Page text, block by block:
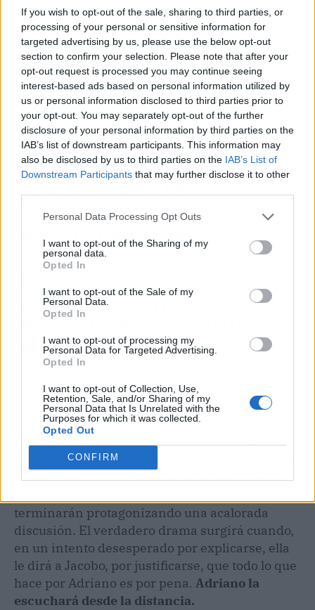
If you wish to opt-out of the sale, sharing to third parties, or
processing of your personal or sensitive information for
targeted advertising by us, please use the below opt-out
section to confirm your selection. Please note that after your
opt-out request is processed you may continue seeing
interest-based ads based on personal information utilized by
us or personal information disclosed to third parties prior to
your opt-out. You may separately opt-out of the further
disclosure of your personal information by third parties on the
IAB’s list of downstream participants. This information may
also be disclosed by us to third parties on the IAB’s List of
Downstream Participants that may further disclose it to other
Personal Data Processing Opt Outs
I want to opt-out of the Sharing of my
personal data.
Opted In
I want to opt-out of the Sale of my
Personal Data.
Opted In
I want to opt-out of processing my
Personal Data for Targeted Advertising.
Opted In
I want to opt-out of Collection, Use,
Retention, Sale, and/or Sharing of my
Personal Data that Is Unrelated with the
Purposes for which it was collected.
Opted Out
CONFIRM
Las intrigas continuarán multiplicándose sin
freno en los pasillos de ‘La Promesa’. Las
sospechas de María Fernández sobre la
verdadera naturaleza de la relación entre
Estefanía y Carlo no dejarán de crecer. En
medio de este clima de desconfianza, Samuel
informará a María de que va a entrevistarse con
alguien del pueblo que puede arrojar luz sobre
Carlo y Estefanía.
ESPERANZA CON ADRIANO
🙏🏻
#LAPROMESA
HTTPS://T.CO/HG2B5EKTQZ
PIGP
— La Promesa (@lapromesa_tve)
2026
En el terreno sentimental, la tarde dejará una
de las escenas más tensas que se recordarán en
‘La Promesa’. Martina le recriminará a Jacobo
terminarán protagonizando una acalorada
discusión. El verdadero drama surgirá cuando,
en un intento desesperado por explicarse, ella
le dirá a Jacobo, por justificarse, que todo lo que
hace por Adriano es por pena. Adriano la
escuchará desde la distancia.